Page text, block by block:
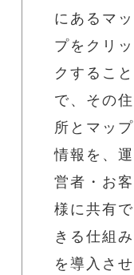
にあるマッ
プをクリッ
クすること
で、その住
所とマップ
情報を、運
営者・お客
様に共有で
きる仕組み
を導入させ